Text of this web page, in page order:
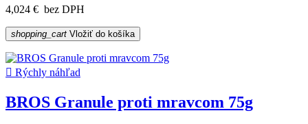
4,024 € bez DPH
shopping_cart Vložiť do košíka
 Rýchly náhľad
BROS Granule proti mravcom 75g